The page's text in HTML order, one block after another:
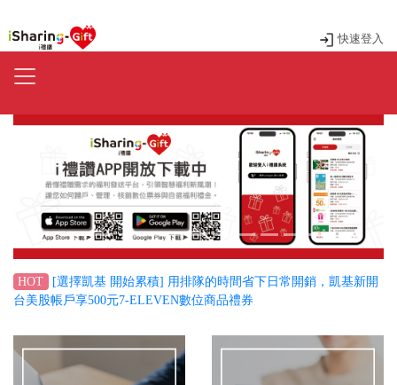
快速登入
Previous Next
HOT
[選擇凱基 開始累積] 用排隊的時間省下日常開銷，凱基新開
台美股帳戶享500元7-ELEVEN數位商品禮券